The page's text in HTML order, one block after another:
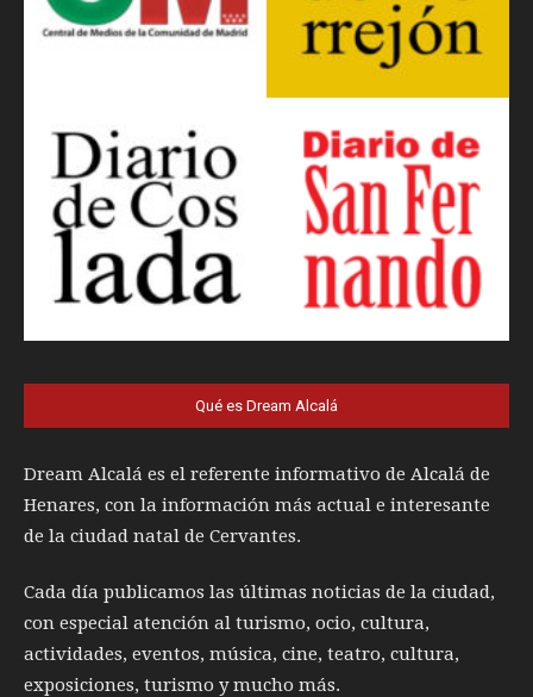
Qué es Dream Alcalá
Dream Alcalá es el referente informativo de Alcalá de
Henares, con la información más actual e interesante
de la ciudad natal de Cervantes.
Cada día publicamos las últimas noticias de la ciudad,
con especial atención al turismo, ocio, cultura,
actividades, eventos, música, cine, teatro, cultura,
exposiciones, turismo y mucho más.